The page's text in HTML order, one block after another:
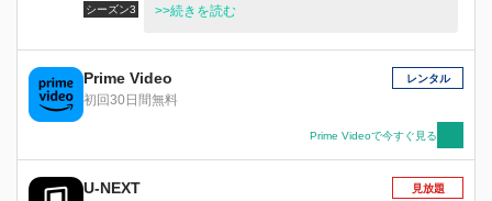
シーズン3
る都市伝説が再びその扉を開く!実体を失った“閻
ゆずきにあいは言う「私はあなたの中にい
る…」。藁人形の赤い糸が解かれたとき、ゆずき
の中から生まれる“地獄少女”。あいは何故、彼女
>>続きを読む
Prime Video
初回30日間無料
レンタル
Prime Videoで今すぐ見る
U-NEXT 見放題